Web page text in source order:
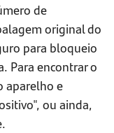
de
original do
para bloqueio
Para encontrar o
aparelho e
ou ainda,